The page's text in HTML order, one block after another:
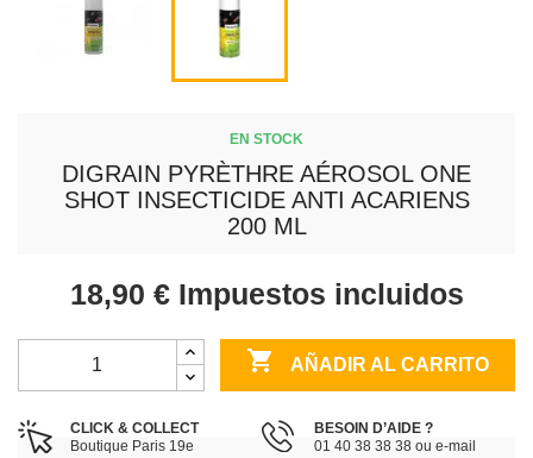
EN STOCK
DIGRAIN PYRÈTHRE AÉROSOL ONE
SHOT INSECTICIDE ANTI ACARIENS
200 ML
18,90 € Impuestos incluidos
 AÑADIR AL CARRITO
CLICK & COLLECT
Boutique Paris 19e
BESOIN D’AIDE ?
01 40 38 38 38 ou e-mail